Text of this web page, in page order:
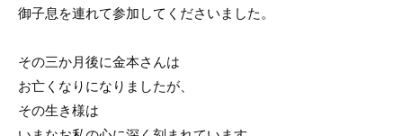
御子息を連れて参加してくださいました。
その三か月後に金本さんは
お亡くなりになりましたが、
その生き様は